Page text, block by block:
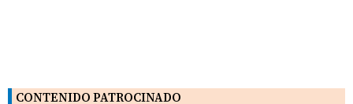
CONTENIDO PATROCINADO